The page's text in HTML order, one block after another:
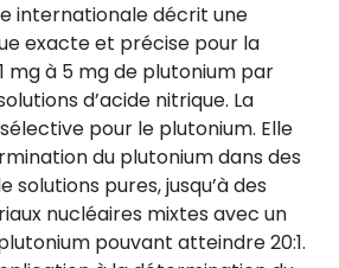
internationale décrit une
exacte et précise pour la
mg à 5 mg de plutonium par
d’acide nitrique. La
pour le plutonium. Elle
du plutonium dans des
solutions pures, jusqu’à des
nucléaires mixtes avec un
pouvant atteindre 20:1.